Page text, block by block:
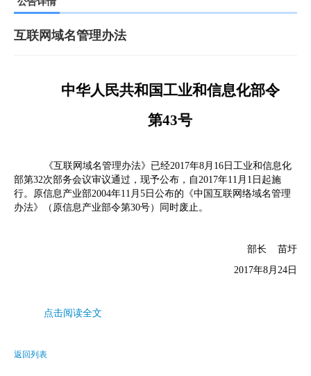
GEO
AI客服
虚拟主机
企业邮箱
SSL证书
互联网域名管理办法
中华人民共和国工业和信息化部令
第43号
《互联网域名管理办法》已经2017年8月 16日工业和信息化
部第32次部务会议审议通过，现予公布，自 2017年11 月 1 日起施
行。原信息产业部2004年11 月 5 日公布的《中国互联网络域名管理
办法》（原信息产业部令第30号）同时废止。
部长
苗圩
2017年8 月 24 日
点击阅读全文
返回列表